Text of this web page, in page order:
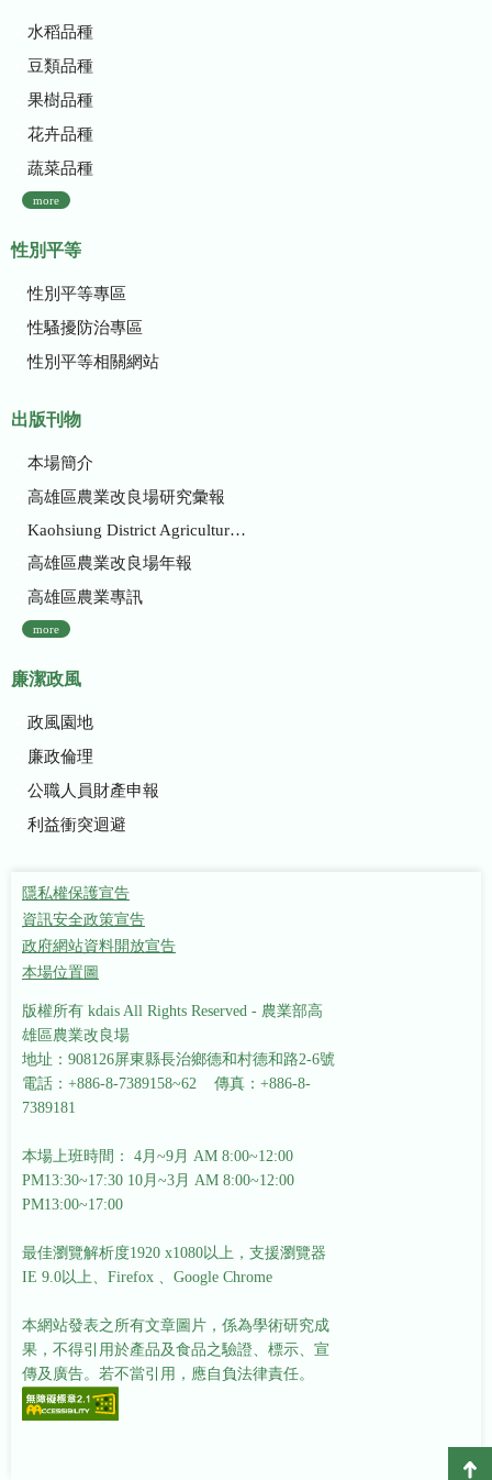
水稻品種
豆類品種
果樹品種
花卉品種
蔬菜品種
more
性別平等
性別平等專區
性騷擾防治專區
性別平等相關網站
出版刊物
本場簡介
高雄區農業改良場研究彙報
Kaohsiung District Agricultural Research and Extension Station
高雄區農業改良場年報
高雄區農業專訊
more
廉潔政風
政風園地
廉政倫理
公職人員財產申報
利益衝突迴避
隱私權保護宣告
資訊安全政策宣告
政府網站資料開放宣告
本場位置圖
版權所有 kdais All Rights Reserved - 農業部高
雄區農業改良場
地址：908126屏東縣長治鄉德和村德和路2-6號
電話：+886-8-7389158~62 傳真：+886-8-
7389181
本場上班時間： 4月~9月 AM 8:00~12:00
PM13:30~17:30 10月~3月 AM 8:00~12:00
PM13:00~17:00
最佳瀏覽解析度1920 x1080以上，支援瀏覽器
IE 9.0以上、Firefox 、Google Chrome
本網站發表之所有文章圖片，係為學術研究成
果，不得引用於產品及食品之驗證、標示、宣
傳及廣告。若不當引用，應自負法律責任。